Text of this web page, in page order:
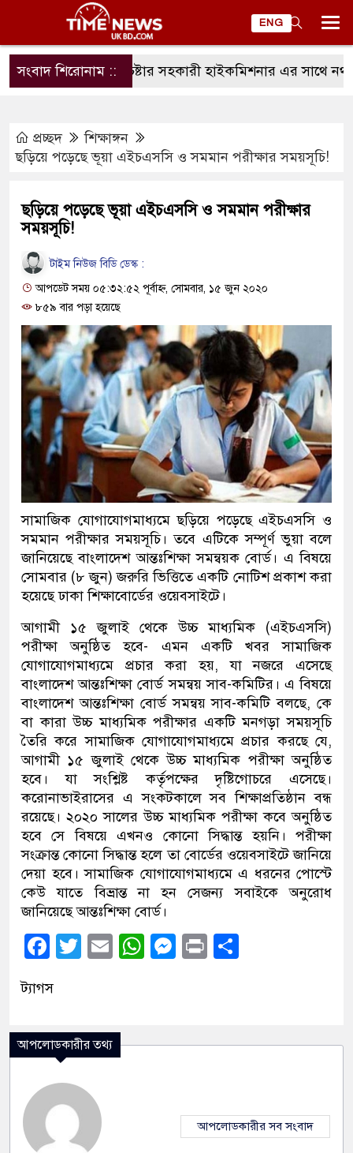
ENG
সংবাদ শিরোনাম ::ম্যানচেষ্টার সহকারী হাইকমিশনার এর সাথে নর্থ
প্রচ্ছদ
শিক্ষাঙ্গন
ছড়িয়ে পড়েছে ভূয়া এইচএসসি ও সমমান পরীক্ষার সময়সূচি!
ছড়িয়ে পড়েছে ভূয়া এইচএসসি ও সমমান পরীক্ষার
সময়সূচি!
টাইম নিউজ বিডি ডেস্ক :
আপডেট সময় ০৫:৩২:৫২ পূর্বাহ্ন, সোমবার, ১৫ জুন ২০২০
৮৫৯ বার পড়া হয়েছে
সামাজিক যোগাযোগমাধ্যমে ছড়িয়ে পড়েছে এইচএসসি ও
সমমান পরীক্ষার সময়সূচি। তবে এটিকে সম্পূর্ণ ভুয়া বলে
জানিয়েছে বাংলাদেশ আন্তঃশিক্ষা সমন্বয়ক বোর্ড। এ বিষয়ে
সোমবার (৮ জুন) জরুরি ভিত্তিতে একটি নোটিশ প্রকাশ করা
হয়েছে ঢাকা শিক্ষাবোর্ডের ওয়েবসাইটে।
আগামী ১৫ জুলাই থেকে উচ্চ মাধ্যমিক (এইচএসসি)
পরীক্ষা অনুষ্ঠিত হবে- এমন একটি খবর সামাজিক
যোগাযোগমাধ্যমে প্রচার করা হয়, যা নজরে এসেছে
বাংলাদেশ আন্তঃশিক্ষা বোর্ড সমন্বয় সাব-কমিটির। এ বিষয়ে
বাংলাদেশ আন্তঃশিক্ষা বোর্ড সমন্বয় সাব-কমিটি বলছে, কে
বা কারা উচ্চ মাধ্যমিক পরীক্ষার একটি মনগড়া সময়সূচি
তৈরি করে সামাজিক যোগাযোগমাধ্যমে প্রচার করছে যে,
আগামী ১৫ জুলাই থেকে উচ্চ মাধ্যমিক পরীক্ষা অনুষ্ঠিত
হবে। যা সংশ্লিষ্ট কর্তৃপক্ষের দৃষ্টিগোচরে এসেছে।
করোনাভাইরাসের এ সংকটকালে সব শিক্ষাপ্রতিষ্ঠান বন্ধ
রয়েছে। ২০২০ সালের উচ্চ মাধ্যমিক পরীক্ষা কবে অনুষ্ঠিত
হবে সে বিষয়ে এখনও কোনো সিদ্ধান্ত হয়নি। পরীক্ষা
সংক্রান্ত কোনো সিদ্ধান্ত হলে তা বোর্ডের ওয়েবসাইটে জানিয়ে
দেয়া হবে। সামাজিক যোগাযোগমাধ্যমে এ ধরনের পোস্টে
কেউ যাতে বিভ্রান্ত না হন সেজন্য সবাইকে অনুরোধ
জানিয়েছে আন্তঃশিক্ষা বোর্ড।
Facebook
Twitter
EmailWhatsApp
Messenger
Print
ট্যাগস
আপলোডকারীর তথ্য
আপলোডকারীর সব সংবাদ